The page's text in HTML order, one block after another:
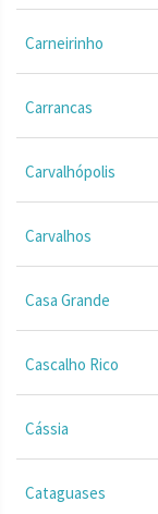
Carneirinho
Carrancas
Carvalhópolis
Carvalhos
Casa Grande
Cascalho Rico
Cássia
Cataguases